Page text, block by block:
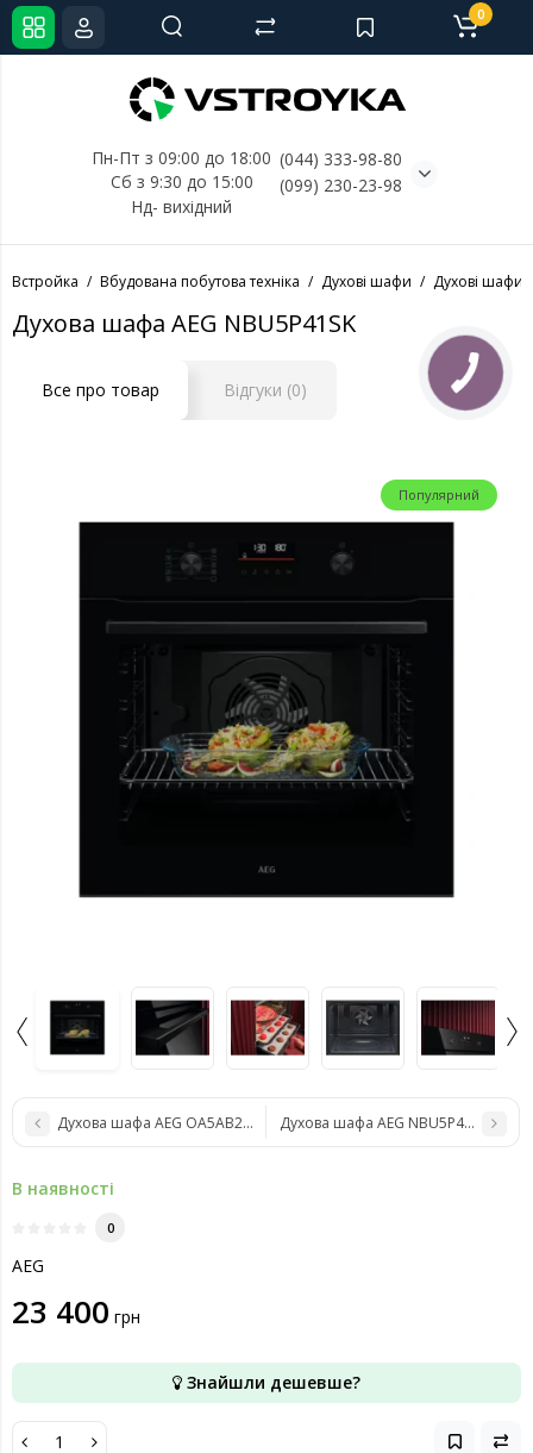
Пн-Пт з 09:00 до 18:00
Сб з 9:30 до 15:00
Нд- вихідний
(044) 333-98-80
(099) 230-23-98
0
Встройка Вбудована побутова техніка Духові шафи Духові шафи
Духова шафа AEG NBU5P41SK
Все про товар Відгуки (0)
Популярний
Духова шафа AEG OA5AB21SM Духова шафа AEG NBU5P411SB
В наявності
0
AEG
23 400 грн
Знайшли дешевше?